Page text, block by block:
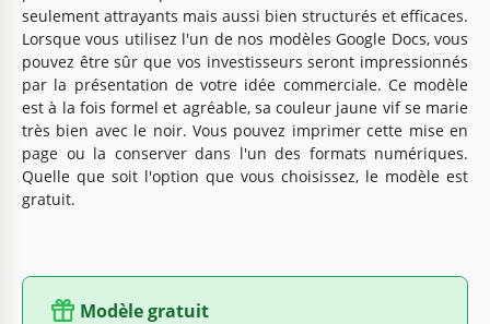
seulement attrayants mais aussi bien structurés et efficaces.
Lorsque vous utilisez l'un de nos modèles Google Docs, vous
pouvez être sûr que vos investisseurs seront impressionnés
par la présentation de votre idée commerciale. Ce modèle
est à la fois formel et agréable, sa couleur jaune vif se marie
très bien avec le noir. Vous pouvez imprimer cette mise en
page ou la conserver dans l'un des formats numériques.
Quelle que soit l'option que vous choisissez, le modèle est
gratuit.
Modèle gratuit